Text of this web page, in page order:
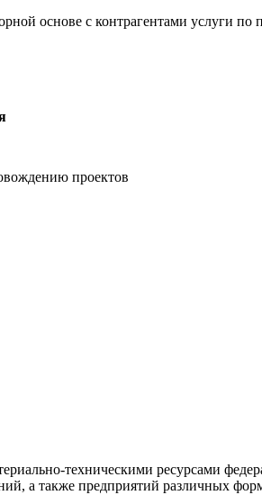
основе с контрагентами услуги по
проектов
техническими ресурсами
а также предприятий различных